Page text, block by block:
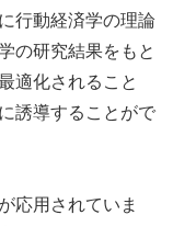
行動経済学の理論
の研究結果をもと
適化されること
誘導することがで
応用されていま